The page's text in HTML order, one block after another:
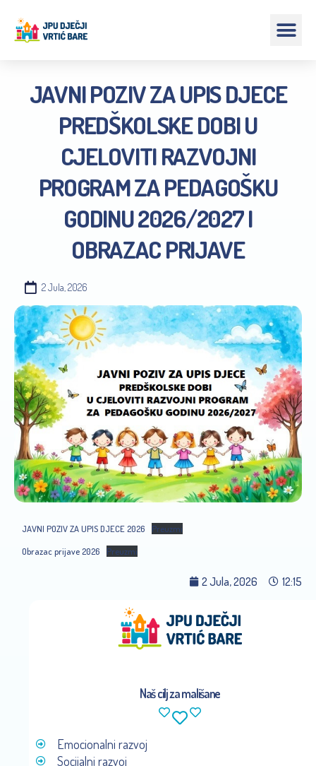
JAVNI POZIV ZA UPIS DJECE
PREDŠKOLSKE DOBI U
CJELOVITI RAZVOJNI
PROGRAM ZA PEDAGOŠKU
GODINU 2026/2027 I
OBRAZAC PRIJAVE
2 Jula, 2026
JAVNI POZIV ZA UPIS DJECE 2026
Preuzmi
Obrazac prijave 2026
Preuzmi
2 Jula, 2026 12:15
Naš cilj za mališane
Emocionalni razvoj
Socijalni razvoj